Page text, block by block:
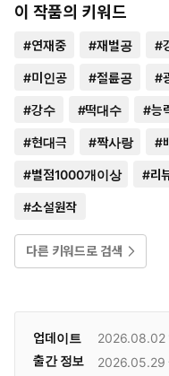
이 작품의 키워드
#연재중 #재벌공 #
#미인공 #절륜공 #
#강수 #떡대수 #능
#현대극 #짝사랑 #
#별점1000개이상 #리
#소설원작
다른 키워드로 검색
업데이트 2026.08.02
출간 정보
2026.05.29